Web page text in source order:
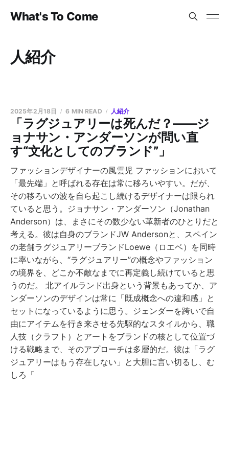
What's To Come
人紹介
「ラグジュアリーは死んだ？――ジ
ョナサン・アンダーソンが問い直
す“文化としてのブランド”」
2025年2月18日 6 MIN READ 人紹介
ファッションデザイナーの風雲児 ファッションにおいて
「最先端」と呼ばれる存在は常に移ろいやすい。だが、
その移ろいの波を自ら起こし続けるデザイナーは限られ
ていると思う。ジョナサン・アンダーソン（Jonathan
Anderson）は、まさにその数少ない革新者のひとりだと
考える。彼は自身のブランドJW Andersonと、スペイン
の老舗ラグジュアリーブランドLoewe（ロエベ）を同時
に率いながら、“ラグジュアリー”の概念やファッション
の境界を、どこか不敵なまでに再定義し続けていると思
うのだ。 北アイルランド出身という背景もあってか、ア
ンダーソンのデザインは常に「既成概念への違和感」と
セットになっているように思う。ジェンダーを跨いで自
由にアイテムを行き来させる先駆的なスタイルから、職
人技（クラフト）とアートをブランドの核として位置づ
ける戦略まで、そのアプローチは多層的だ。彼は「ラグ
ジュアリーはもう存在しない」と大胆に言い切るし、む
しろ「